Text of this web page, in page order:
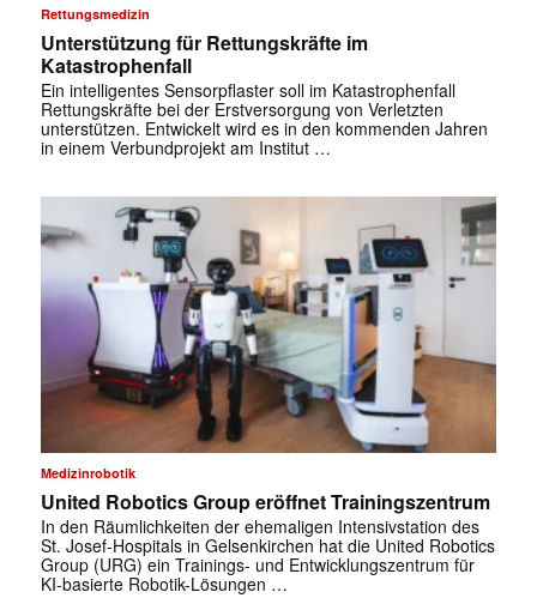
✕
Rettungsmedizin
Unterstützung für Rettungskräfte im
Katastrophenfall
Ein intelligentes Sensorpflaster soll im Katastrophenfall
Rettungskräfte bei der Erstversorgung von Verletzten
unterstützen. Entwickelt wird es in den kommenden Jahren
in einem Verbundprojekt am Institut …
Medizinrobotik
United Robotics Group eröffnet Trainingszentrum
In den Räumlichkeiten der ehemaligen Intensivstation des
St. Josef-Hospitals in Gelsenkirchen hat die United Robotics
Group (URG) ein Trainings- und Entwicklungszentrum für
KI-basierte Robotik-Lösungen …